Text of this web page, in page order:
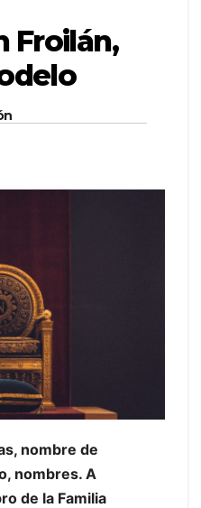
Froilán,
nombre de
nombres. A
de la Familia